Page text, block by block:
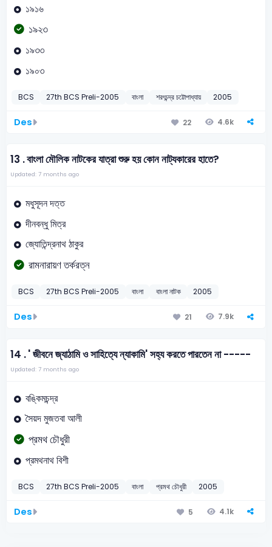
১৯১৬
১৯২৩
১৯৩৩
১৯০৩
BCS 27th BCS Preli-2005 বাংলা শরৎচন্দ্র চট্টোপাধ্যায় 2005
Des 22 4.6k
13 .বাংলা মৌলিক নাটকের যাত্রা শুরু হয় কোন নাট্যকারের হাতে?
Updated: 7 months ago
মধুসূদন দত্ত
দীনবন্ধু মিত্র
জ্যোতিন্দ্রনাথ ঠাকুর
রামনারায়ণ তর্করত্ন
BCS 27th BCS Preli-2005 বাংলা বাংলা নাটক 2005
Des 21 7.9k
14 .' জীবনে জ্যাঠামি ও সাহিত্যে ন্যাকামি' সহ্য করতে পারতেন না -----
Updated: 7 months ago
বঙ্কিমচন্দ্র
সৈয়দ মুজতবা আলী
প্রমথ চৌধুরী
প্রমথনাথ বিশী
BCS 27th BCS Preli-2005 বাংলা প্রমথ চৌধুরী 2005
Des 5 4.1k